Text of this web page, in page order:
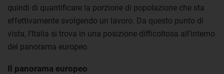
quindi di quantificare la porzione di popolazione che sta
effettivamente svolgendo un lavoro. Da questo punto di
vista, l’Italia si trova in una posizione difficoltosa all’interno
del panorama europeo.
Il panorama europeo